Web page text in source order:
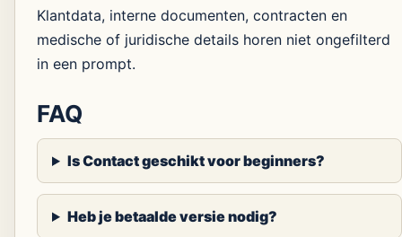
Klantdata, interne documenten, contracten en
medische of juridische details horen niet ongefilterd
in een prompt.
FAQ
Is Contact geschikt voor beginners?
Heb je betaalde versie nodig?